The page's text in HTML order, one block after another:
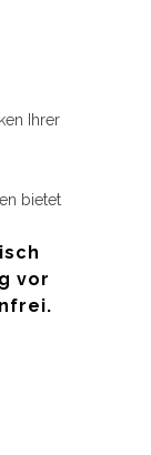
Ihrer
bietet
vor